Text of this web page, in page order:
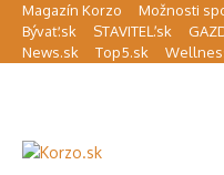
Preskočiť na obsah
Magazín Korzo Možnosti
Bývať.sk
STAVITEĽ.sk
News.sk
Top5.sk